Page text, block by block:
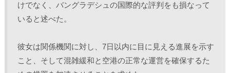
けでなく、バングラデシュの国際的な評判をも損なって
いると述べた。
彼女は関係機関に対し、7日以内に目に見える進展を示す
こと、そして混雑緩和と空港の正常な運営を確保するた